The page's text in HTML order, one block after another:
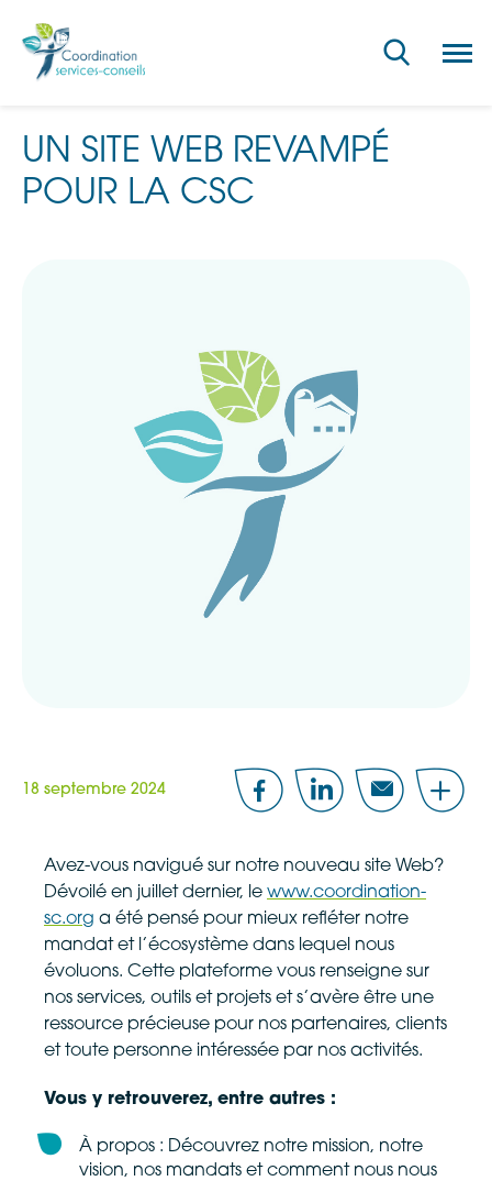
la
UN SITE WEB REVAMPÉ
POUR LA CSC
18 septembre 2024 FacebookLinkedInEmail Share
Avez-vous navigué sur notre nouveau site Web?
Dévoilé en juillet dernier, le www.coordination-
sc.org a été pensé pour mieux refléter notre
mandat et l’écosystème dans lequel nous
évoluons. Cette plateforme vous renseigne sur
nos services, outils et projets et s’avère être une
ressource précieuse pour nos partenaires, clients
et toute personne intéressée par nos activités.
Vous y retrouverez, entre autres :
À propos : Découvrez notre mission, notre
vision, nos mandats et comment nous nous